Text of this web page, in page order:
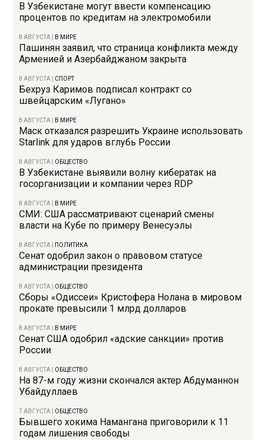
В Узбекистане могут ввести компенсацию
процентов по кредитам на электромобили
8 АВГУСТА В МИРЕ
Пашинян заявил, что страница конфликта между
Арменией и Азербайджаном закрыта
8 АВГУСТА СПОРТ
Бехруз Каримов подписал контракт со
швейцарским «Лугано»
8 АВГУСТА В МИРЕ
Маск отказался разрешить Украине использовать
Starlink для ударов вглубь России
8 АВГУСТА ОБЩЕСТВО
В Узбекистане выявили волну кибератак на
госорганизации и компании через RDP
8 АВГУСТА В МИРЕ
СМИ: США рассматривают сценарий смены
власти на Кубе по примеру Венесуэлы
8 АВГУСТА ПОЛИТИКА
Сенат одобрил закон о правовом статусе
администрации президента
8 АВГУСТА ОБЩЕСТВО
Сборы «Одиссеи» Кристофера Нолана в мировом
прокате превысили 1 млрд долларов
8 АВГУСТА В МИРЕ
Сенат США одобрил «адские санкции» против
России
8 АВГУСТА ОБЩЕСТВО
На 87-м году жизни скончался актер Абдуманнон
Убайдуллаев
7 АВГУСТА ОБЩЕСТВО
Бывшего хокима Намангана приговорили к 11
годам лишения свободы